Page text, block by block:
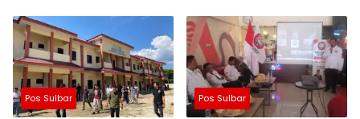
Pos Sulbar Pos Sulbar